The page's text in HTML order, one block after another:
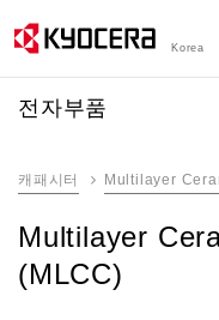
Korea
전자부품
캐패시터 Multilayer
Multilayer
(MLCC)